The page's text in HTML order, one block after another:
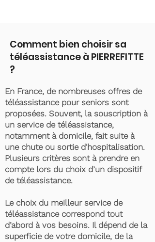
Comment bien choisir sa
téléassistance à PIERREFITTE
?
En France, de nombreuses offres de
téléassistance pour seniors sont
proposées. Souvent, la souscription à
un service de téléassistance,
notamment à domicile, fait suite à
une chute ou sortie d'hospitalisation.
Plusieurs critères sont à prendre en
compte lors du choix d’un dispositif
de téléassistance.
Le choix du meilleur service de
téléassistance correspond tout
d’abord à vos besoins. Il dépend de la
superficie de votre domicile, de la